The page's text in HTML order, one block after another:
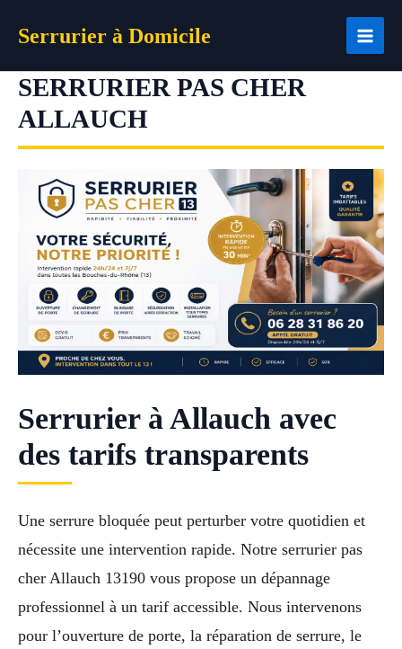
Serrurier à Domicile
SERRURIER PAS CHER
ALLAUCH
Serrurier à Allauch avec
des tarifs transparents
Une serrure bloquée peut perturber votre quotidien et
nécessite une intervention rapide. Notre serrurier pas
cher Allauch 13190 vous propose un dépannage
professionnel à un tarif accessible. Nous intervenons
pour l’ouverture de porte, la réparation de serrure, le